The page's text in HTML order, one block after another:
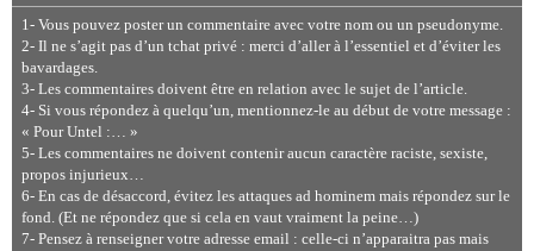
1- Vous pouvez poster un commentaire avec votre nom ou un pseudonyme.
2- Il ne s’agit pas d’un tchat privé : merci d’aller à l’essentiel et d’éviter les
bavardages.
3- Les commentaires doivent être en relation avec le sujet de l’article.
4- Si vous répondez à quelqu’un, mentionnez-le au début de votre message :
« Pour Untel :… »
5- Les commentaires ne doivent contenir aucun caractère raciste, sexiste,
propos injurieux…
6- En cas de désaccord, évitez les attaques ad hominem mais répondez sur le
fond. (Et ne répondez que si cela en vaut vraiment la peine…)
7- Pensez à renseigner votre adresse email : celle-ci n’apparaitra pas mais